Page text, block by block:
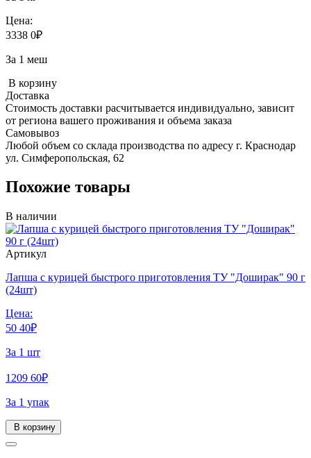
Цена:
3338 0₽
За 1 меш
В корзину
Доставка
Стоимость доставки расчитывается индивидуально, зависит
от региона вашего проживания и объема заказа
Самовывоз
Любой объем со склада производства по адресу г. Краснодар
ул. Симферопольская, 62
Похожие товары
В наличии
Артикул
Лапша с курицей быстрого приготовления ТУ "Доширак" 90 г
(24шт)
Цена:
50 40₽
За 1 шт
1209 60₽
За 1 упак
В корзину